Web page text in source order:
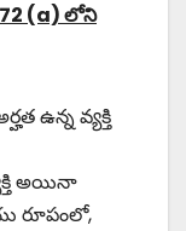
(a) లోని
ఉన్న వ్యక్తి
అయినా
రూపంలో,